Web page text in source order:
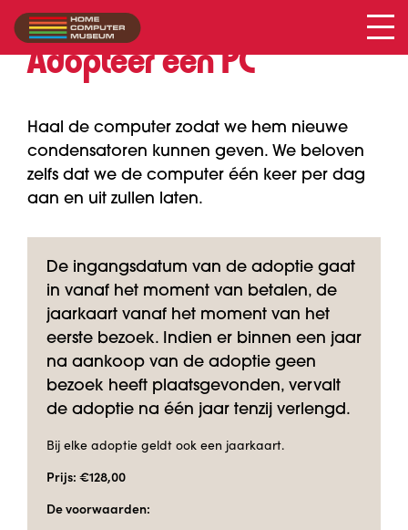
Adopteer een PC
Haal de computer zodat we hem nieuwe
condensatoren kunnen geven. We beloven
zelfs dat we de computer één keer per dag
aan en uit zullen laten.
De ingangsdatum van de adoptie gaat
in vanaf het moment van betalen, de
jaarkaart vanaf het moment van het
eerste bezoek. Indien er binnen een jaar
na aankoop van de adoptie geen
bezoek heeft plaatsgevonden, vervalt
de adoptie na één jaar tenzij verlengd.
Bij elke adoptie geldt ook een jaarkaart.
Prijs: €128,00
De voorwaarden: